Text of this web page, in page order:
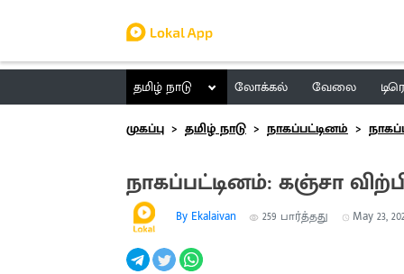
தமிழ் நாடு லோக்கல் வேலை
முகப்பு
தமிழ் நாடு நாகப்பட்டினம்
நாகப்பட்டினம்: கஞ்சா
By Ekalaivan 259 பார்த்தது May 23,